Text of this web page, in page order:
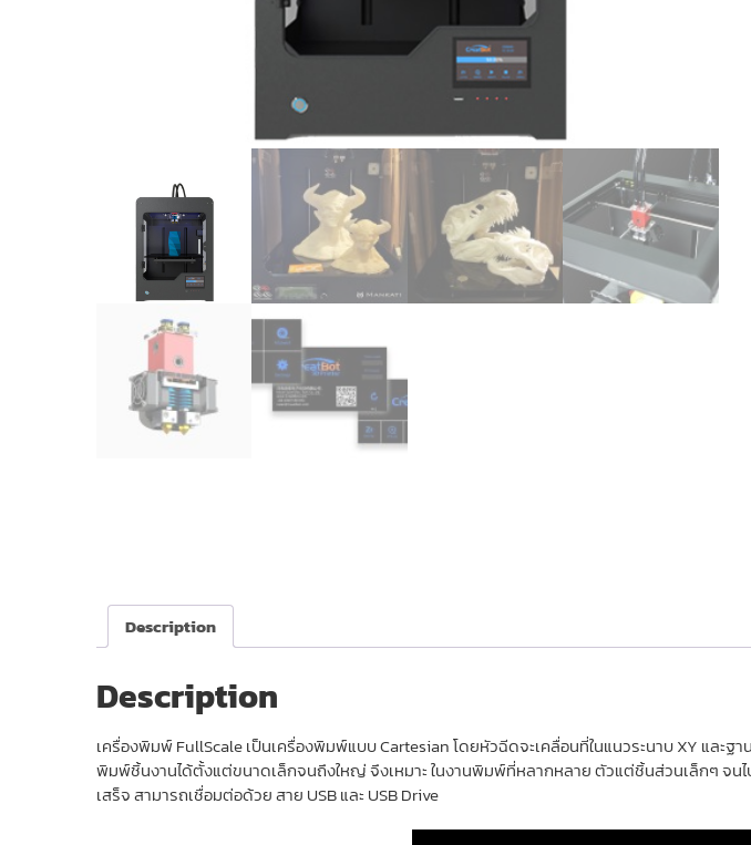
Description
Description
เครื่องพิมพ์ FullScale เป็นเครื่องพิมพ์แบบ Cartesian โดยหัวฉีดจะเคลื่อนที่ในแนวระนาบ XY แล
พิมพ์ชิ้นงานได้ตั้งแต่ขนาดเล็กจนถึงใหญ่ จึงเหมาะ ในงานพิมพ์ที่หลากหลาย ตัวแต่ชิ้นส่วนเล็กๆ จน
เสร็จ สามารถเชื่อมต่อด้วย สาย USB และ USB Drive